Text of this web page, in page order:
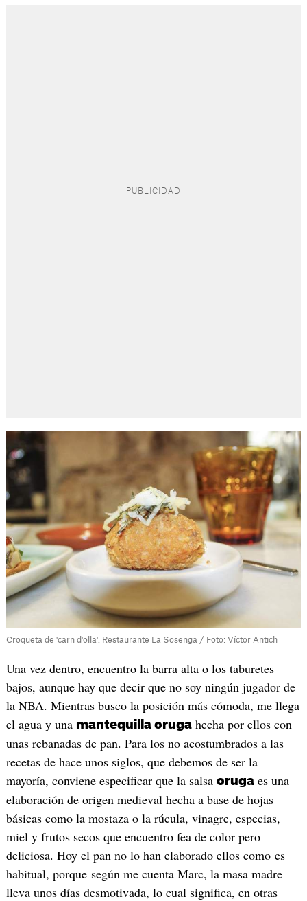
Croqueta de 'carn d'olla'. Restaurante La Sosenga / Foto: Víctor Antich
Una vez dentro, encuentro la barra alta o los taburetes
bajos, aunque hay que decir que no soy ningún jugador de
la NBA. Mientras busco la posición más cómoda, me llega
el agua y una mantequilla orugahecha por ellos con
unas rebanadas de pan. Para los no acostumbrados a las
recetas de hace unos siglos, que debemos de ser la
mayoría, conviene especificar que la salsa orugaes una
elaboración de origen medieval hecha a base de hojas
básicas como la mostaza o la rúcula, vinagre, especias,
miel y frutos secos que encuentro fea de color pero
deliciosa. Hoy el pan no lo han elaborado ellos como es
habitual, porque según me cuenta Marc, la masa madre
lleva unos días desmotivada, lo cual significa, en otras